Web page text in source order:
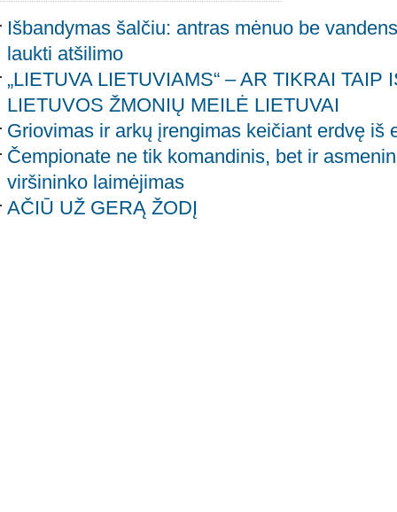
Išbandymas šalčiu: antras mėnuo be
laukti atšilimo
„LIETUVA LIETUVIAMS“ – AR TIKRAI TAIP
LIETUVOS ŽMONIŲ MEILĖ LIETUVAI
Griovimas ir arkų įrengimas keičiant erdvę iš
Čempionate ne tik komandinis, bet ir
viršininko laimėjimas
AČIŪ UŽ GERĄ ŽODĮ